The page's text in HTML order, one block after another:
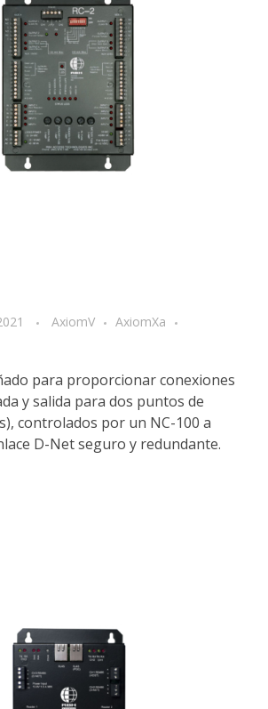
AxiomV
AxiomXa
para proporcionar conexiones
y salida para dos puntos de
controlados por un NC-100 a
D-Net seguro y redundante.